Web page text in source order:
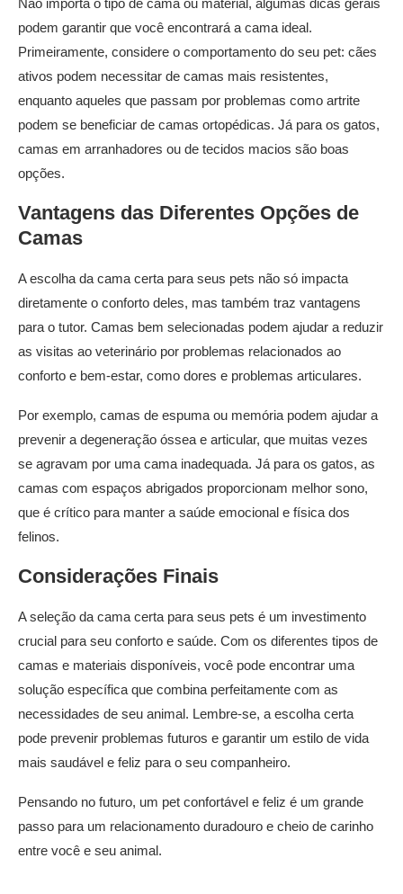
Não importa o tipo de cama ou material, algumas dicas gerais
podem garantir que você encontrará a cama ideal.
Primeiramente, considere o comportamento do seu pet: cães
ativos podem necessitar de camas mais resistentes,
enquanto aqueles que passam por problemas como artrite
podem se beneficiar de camas ortopédicas. Já para os gatos,
camas em arranhadores ou de tecidos macios são boas
opções.
Vantagens das Diferentes Opções de
Camas
A escolha da cama certa para seus pets não só impacta
diretamente o conforto deles, mas também traz vantagens
para o tutor. Camas bem selecionadas podem ajudar a reduzir
as visitas ao veterinário por problemas relacionados ao
conforto e bem-estar, como dores e problemas articulares.
Por exemplo, camas de espuma ou memória podem ajudar a
prevenir a degeneração óssea e articular, que muitas vezes
se agravam por uma cama inadequada. Já para os gatos, as
camas com espaços abrigados proporcionam melhor sono,
que é crítico para manter a saúde emocional e física dos
felinos.
Considerações Finais
A seleção da cama certa para seus pets é um investimento
crucial para seu conforto e saúde. Com os diferentes tipos de
camas e materiais disponíveis, você pode encontrar uma
solução específica que combina perfeitamente com as
necessidades de seu animal. Lembre-se, a escolha certa
pode prevenir problemas futuros e garantir um estilo de vida
mais saudável e feliz para o seu companheiro.
Pensando no futuro, um pet confortável e feliz é um grande
passo para um relacionamento duradouro e cheio de carinho
entre você e seu animal.